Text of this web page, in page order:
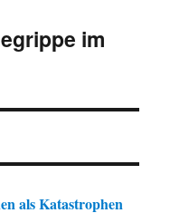
im
als Katastrophen